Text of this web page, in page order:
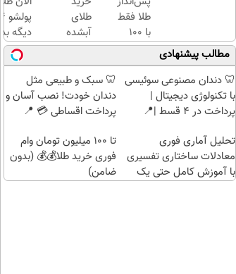
دات کام
طلا فقط
با ۱۰۰
هزارتومان
(امن و
راحت)
طلای
آبشده
حتی با
۱۰۰هزارتومان
دیگه
طلا با
بی‌بهره
مطالب پیشنهادی
🦷 دندان مصنوعی سوئیسی
با تکنولوژی دیجیتال |
پرداخت در 4 قسط |📍
🦷 سبک و طبیعی مثل
دندان خودت! نصب آسان و
پرداخت اقساطی 💳 📍
تحلیل آماری فوری
معادلات ساختاری تفسیری
با آموزش کامل حتی یک
تا 100 میلیون تومان وام
فوری خرید طلا💰💰 (بدون
ضامن)